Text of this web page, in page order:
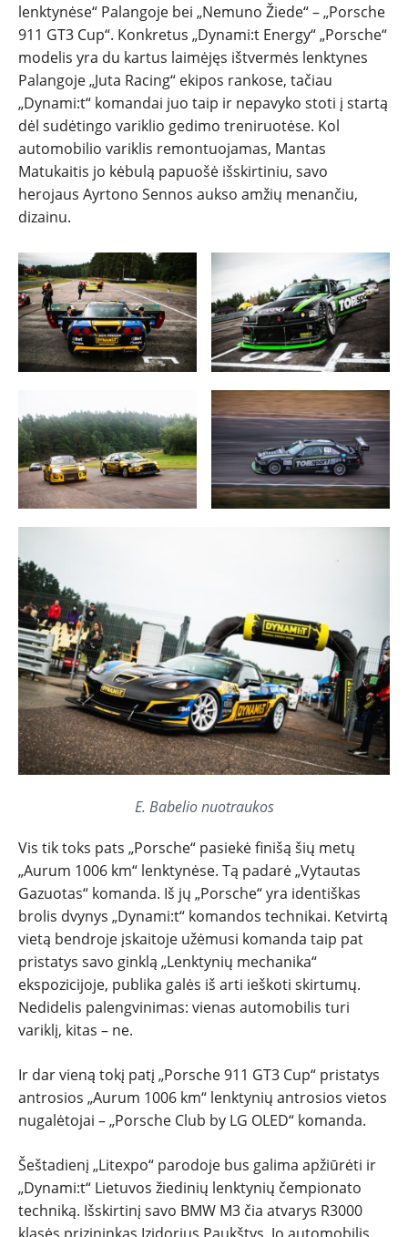
lenktynėse“ Palangoje bei „Nemuno Žiede“ – „Porsche
911 GT3 Cup“. Konkretus „Dynami:t Energy“ „Porsche“
modelis yra du kartus laimėjęs ištvermės lenktynes
Palangoje „Juta Racing“ ekipos rankose, tačiau
„Dynami:t“ komandai juo taip ir nepavyko stoti į startą
dėl sudėtingo variklio gedimo treniruotėse. Kol
automobilio variklis remontuojamas, Mantas
Matukaitis jo kėbulą papuošė išskirtiniu, savo
herojaus Ayrtono Sennos aukso amžių menančiu,
dizainu.
E. Babelio nuotraukos
Vis tik toks pats „Porsche“ pasiekė finišą šių metų
„Aurum 1006 km“ lenktynėse. Tą padarė „Vytautas
Gazuotas“ komanda. Iš jų „Porsche“ yra identiškas
brolis dvynys „Dynami:t“ komandos technikai. Ketvirtą
vietą bendroje įskaitoje užėmusi komanda taip pat
pristatys savo ginklą „Lenktynių mechanika“
ekspozicijoje, publika galės iš arti ieškoti skirtumų.
Nedidelis palengvinimas: vienas automobilis turi
variklį, kitas – ne.
Ir dar vieną tokį patį „Porsche 911 GT3 Cup“ pristatys
antrosios „Aurum 1006 km“ lenktynių antrosios vietos
nugalėtojai – „Porsche Club by LG OLED“ komanda.
Šeštadienį „Litexpo“ parodoje bus galima apžiūrėti ir
„Dynami:t“ Lietuvos žiedinių lenktynių čempionato
techniką. Išskirtinį savo BMW M3 čia atvarys R3000